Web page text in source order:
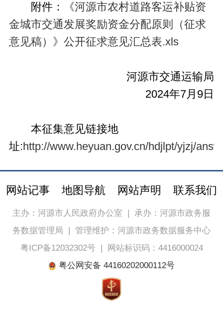
附件：
《河源市农村道路客运补贴资
金城市交通发展奖励资金分配原则（征求
意见稿）》公开征求意见汇总表.xls
河源市交通运输局
2024年7月9日
本征集意见链接地
址:http://www.heyuan.gov.cn/hdjlpt/yjzj/
网站记事 地图导航 网站声明 联系我们
主办：河源市人民政府办公室 | 承办：河源市政务服
务数据管理局 | 管理维护：河源市政务数据服务中心
粤ICP备12032302号|
网站标识码：4416000024
粤公网安备 44160202000112号